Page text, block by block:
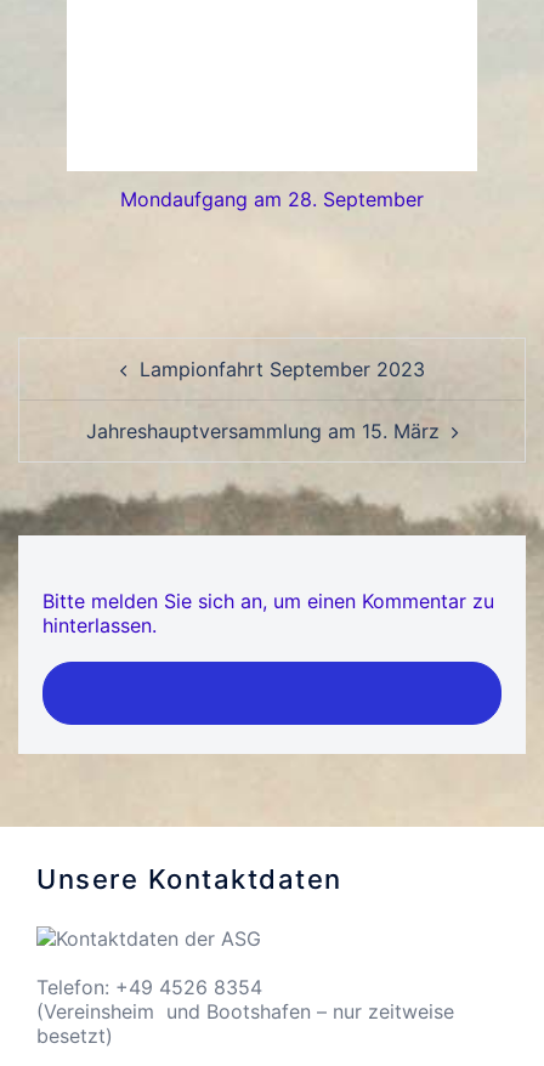
Mondaufgang am 28. September
Beitragsnavigation
Lampionfahrt September 2023
Jahreshauptversammlung am 15. März
Bitte melden Sie sich an, um einen Kommentar zu
hinterlassen.
Unsere Kontaktdaten
Telefon: +49 4526 8354
(Vereinsheim und Bootshafen – nur zeitweise
besetzt)